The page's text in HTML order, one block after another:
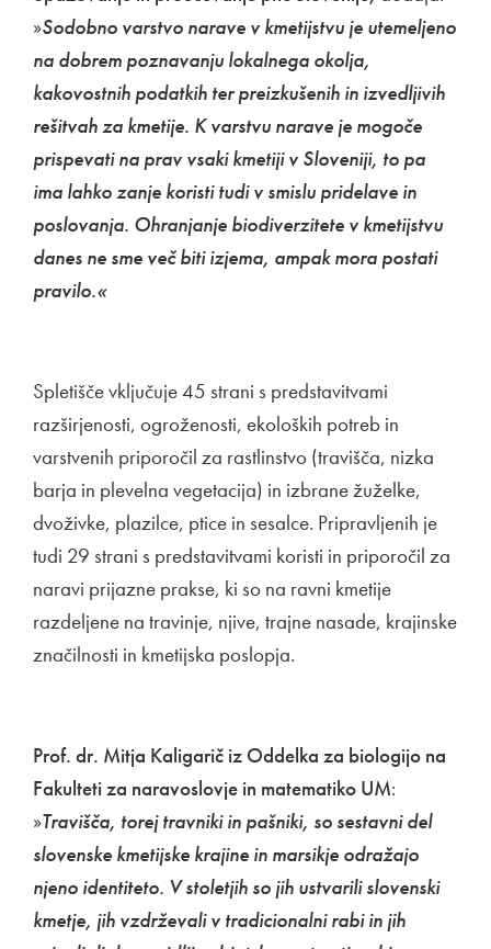
»Sodobno varstvo narave v kmetijstvu je utemeljeno
na dobrem poznavanju lokalnega okolja,
kakovostnih podatkih ter preizkušenih in izvedljivih
rešitvah za kmetije. K varstvu narave je mogoče
prispevati na prav vsaki kmetiji v Sloveniji, to pa
ima lahko zanje koristi tudi v smislu pridelave in
poslovanja. Ohranjanje biodiverzitete v kmetijstvu
danes ne sme več biti izjema, ampak mora postati
pravilo.«
Spletišče vključuje 45 strani s predstavitvami
razširjenosti, ogroženosti, ekoloških potreb in
varstvenih priporočil za rastlinstvo (travišča, nizka
barja in plevelna vegetacija) in izbrane žuželke,
dvoživke, plazilce, ptice in sesalce. Pripravljenih je
tudi 29 strani s predstavitvami koristi in priporočil za
naravi prijazne prakse, ki so na ravni kmetije
razdeljene na travinje, njive, trajne nasade, krajinske
značilnosti in kmetijska poslopja.
Prof. dr. Mitja Kaligarič iz Oddelka za biologijo na
Fakulteti za naravoslovje in matematiko UM:
»Travišča, torej travniki in pašniki, so sestavni del
slovenske kmetijske krajine in marsikje odražajo
njeno identiteto. V stoletjih so jih ustvarili slovenski
kmetje, jih vzdrževali v tradicionalni rabi in jih